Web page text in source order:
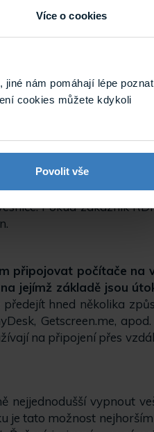
Více o cookies
nám pomáhají lépe
cookies můžete kdykoli
Povolit vše
, která však neobsahují, z
spuštění a "oživování"
začíná být dané
je nutné ihned po
číslice, kombinaci
Protocol /
i klientům
Pokud zákazník
připojovat počítače na
jejímž základě jsou
hned několika
Getscreen.me, apod.
na připojení přes
nejjednodušší vypnout
je tato možnost